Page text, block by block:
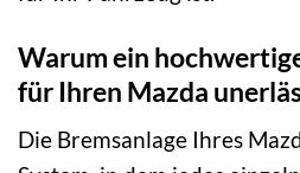
Warum ein
für Ihren Mazda
Die Bremsanlage Ihres